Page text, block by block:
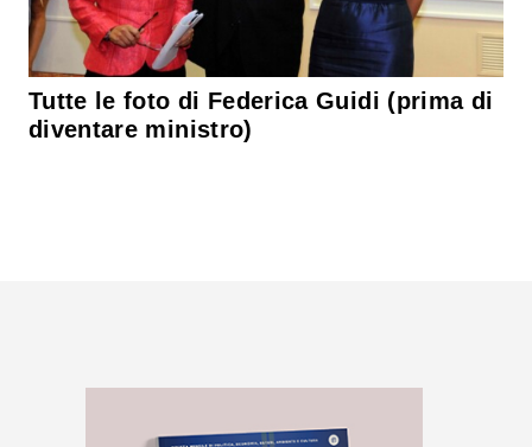
Tutte le foto di Federica Guidi (prima di
diventare ministro)